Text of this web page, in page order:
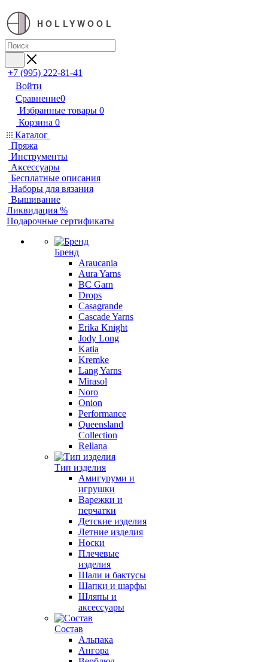
HOLLYWOOL
+7 (995) 222-81-41
Войти
Сравнение0
Избранные товары 0
Корзина 0
Каталог
Пряжа
Инструменты
Аксессуары
Бесплатные описания
Наборы для вязания
Вышивание
Ликвидация %
Подарочные сертификаты
Бренд
Araucania
Aura Yarns
BC Garn
Drops
Casagrande
Cascade Yarns
Erika Knight
Jody Long
Katia
Kremke
Lang Yarns
Mirasol
Noro
Onion
Performance
Queensland
Collection
Rellana
Тип изделия
Амигуруми и
игрушки
Варежки и
перчатки
Детские изделия
Летние изделия
Носки
Плечевые
изделия
Шали и бактусы
Шапки и шарфы
Шляпы и
аксессуары
Состав
Альпака
Ангора